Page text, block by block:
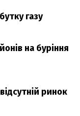
газу
на буріння
ринок